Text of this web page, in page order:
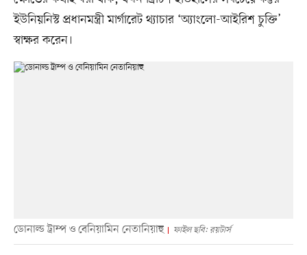
ইউনিয়নিস্ট প্রধানমন্ত্রী মার্গারেট থ্যাচার ‘অ্যাংলো-আইরিশ চুক্তি’
স্বাক্ষর করেন।
ডোনাল্ড ট্রাম্প ও বেনিয়ামিন নেতানিয়াহু ফাইল ছবি: রয়টার্স